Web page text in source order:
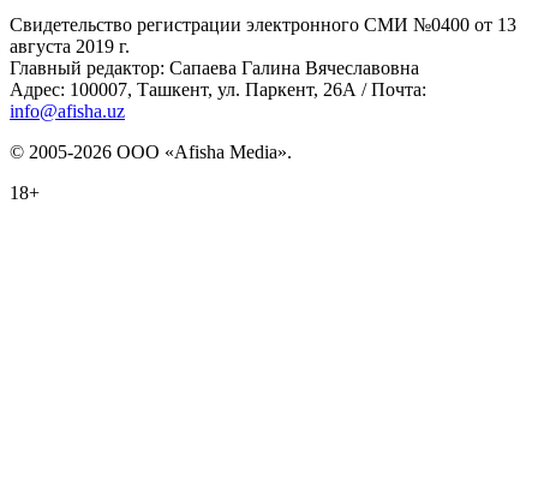
Свидетельство регистрации электронного СМИ №0400 от 13
августа 2019 г.
Главный редактор: Сапаева Галина Вячеславовна
Адрес: 100007, Ташкент, ул. Паркент, 26А / Почта:
info@afisha.uz
© 2005-2026 ООО «Afisha Media».
18+